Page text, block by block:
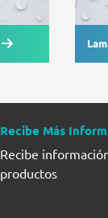
Recibe Más
Recibe
productos